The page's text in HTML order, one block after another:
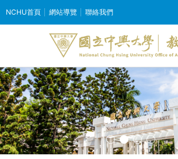
NCHU首頁 網站導覽 聯絡我們